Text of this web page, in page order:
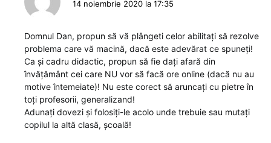
14 noiembrie 2020 la 17:35
Domnul Dan, propun să vă plângeti celor abilitați să rezolve
problema care vă macină, dacă este adevărat ce spuneți!
Ca și cadru didactic, propun să fie dați afară din
învățământ cei care NU vor să facă ore online (dacă nu au
motive întemeiate)! Nu este corect să aruncați cu pietre în
toți profesorii, generalizand!
Adunați dovezi și folosiți-le acolo unde trebuie sau mutați
copilul la altă clasă, școală!